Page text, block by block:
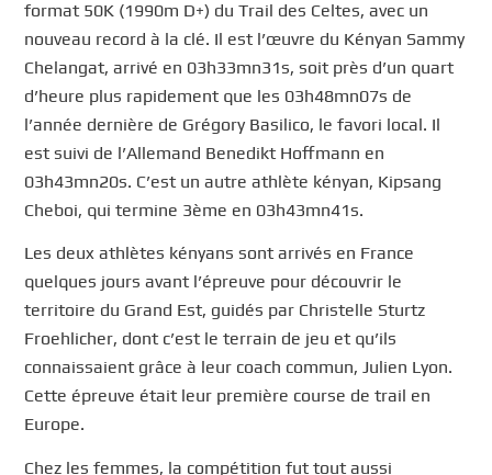
format 50K (1990m D+) du Trail des Celtes, avec un
nouveau record à la clé. Il est l’œuvre du Kényan Sammy
Chelangat, arrivé en 03h33mn31s, soit près d’un quart
d’heure plus rapidement que les 03h48mn07s de
l’année dernière de Grégory Basilico, le favori local. Il
est suivi de l’Allemand Benedikt Hoffmann en
03h43mn20s. C’est un autre athlète kényan, Kipsang
Cheboi, qui termine 3ème en 03h43mn41s.
Les deux athlètes kényans sont arrivés en France
quelques jours avant l’épreuve pour découvrir le
territoire du Grand Est, guidés par Christelle Sturtz
Froehlicher, dont c’est le terrain de jeu et qu’ils
connaissaient grâce à leur coach commun, Julien Lyon.
Cette épreuve était leur première course de trail en
Europe.
Chez les femmes, la compétition fut tout aussi